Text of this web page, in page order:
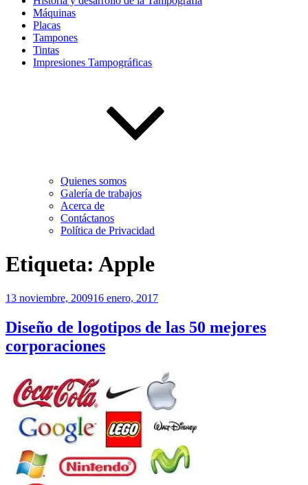
Máquinas
Placas
Tampones
Tintas
Impresiones Tampográficas
Quienes somos
Galería de trabajos
Acerca de
Contáctanos
Política de Privacidad
Etiqueta: Apple
Publicado
13 noviembre, 200916 enero, 2017
Diseño de logotipos de las 50 mejores
corporaciones